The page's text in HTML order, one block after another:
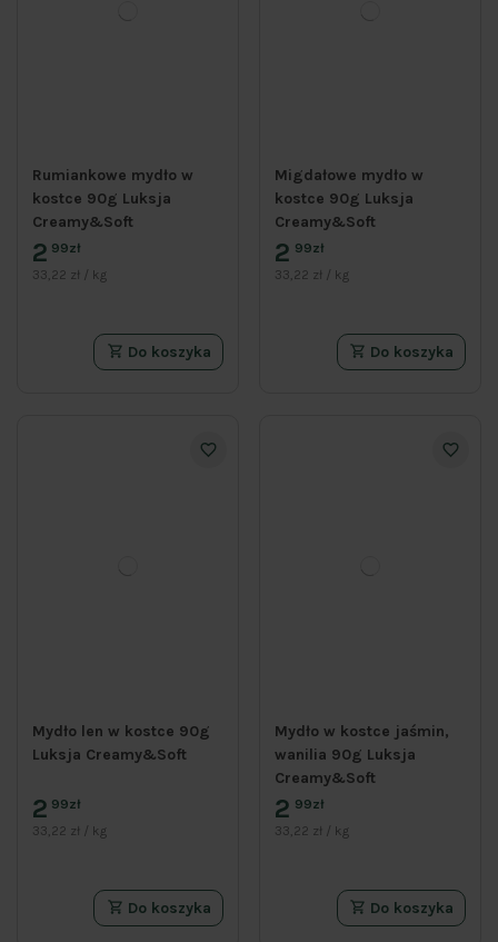
Rumiankowe mydło w
kostce 90g Luksja
Creamy&Soft
2 99zł
33,22 zł / kg
Do koszyka
Migdałowe mydło w
kostce 90g Luksja
Creamy&Soft
2 99zł
33,22 zł / kg
Do koszyka
Mydło len w kostce 90g
Luksja Creamy&Soft
2 99zł
33,22 zł / kg
Do koszyka
Mydło w kostce jaśmin,
wanilia 90g Luksja
Creamy&Soft
2 99zł
33,22 zł / kg
Do koszyka